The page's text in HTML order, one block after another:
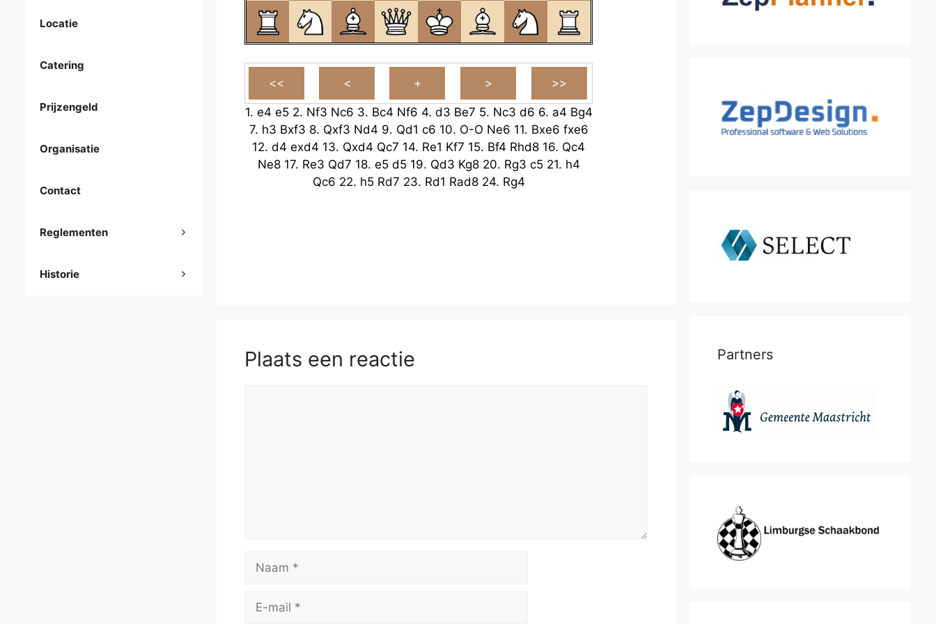
1. e4 e5 2. Nf3 Nc6 3. Bc4 Nf6 4. d3 Be7 5. Nc3 d6 6. a4 Bg4
7. h3 Bxf3 8. Qxf3 Nd4 9. Qd1 c6 10. O-O Ne6 11. Bxe6 fxe6
12. d4 exd4 13. Qxd4 Qc7 14. Re1 Kf7 15. Bf4 Rhd8 16. Qc4
Ne8 17. Re3 Qd7 18. e5 d5 19. Qd3 Kg8 20. Rg3 c5 21. h4
Qc6 22. h5 Rd7 23. Rd1 Rad8 24. Rg4
Plaats een reactie
mail
Locatie
Catering
Prijzengeld
Organisatie
Contact
Reglementen
Historie
Partners